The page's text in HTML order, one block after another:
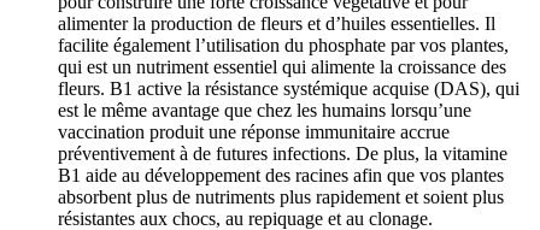
alimenter la production de fleurs et d’huiles essentielles. Il
facilite également l’utilisation du phosphate par vos plantes,
qui est un nutriment essentiel qui alimente la croissance des
fleurs. B1 active la résistance systémique acquise (DAS), qui
est le même avantage que chez les humains lorsqu’une
vaccination produit une réponse immunitaire accrue
préventivement à de futures infections. De plus, la vitamine
B1 aide au développement des racines afin que vos plantes
absorbent plus de nutriments plus rapidement et soient plus
résistantes aux chocs, au repiquage et au clonage.